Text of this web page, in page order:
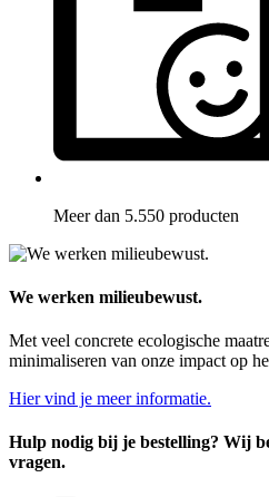
Meer dan 5.550 producten
We werken milieubewust.
Met veel concrete ecologische
minimaliseren van onze impact op
Hier vind je meer informatie.
Hulp nodig bij je bestelling? Wij
vragen.